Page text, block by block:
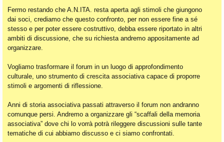
Fermo restando che A.N.ITA. resta aperta agli stimoli che giungono
dai soci, crediamo che questo confronto, per non essere fine a sé
stesso e per poter essere costruttivo, debba essere riportato in altri
ambiti di discussione, che su richiesta andremo appositamente ad
organizzare.
Vogliamo trasformare il forum in un luogo di approfondimento
culturale, uno strumento di crescita associativa capace di proporre
stimoli e argomenti di riflessione.
Anni di storia associativa passati attraverso il forum non andranno
comunque persi. Andremo a organizzare gli “scaffali della memoria
associativa” dove chi lo vorrà potrà rileggere discussioni sulle tante
tematiche di cui abbiamo discusso e ci siamo confrontati.